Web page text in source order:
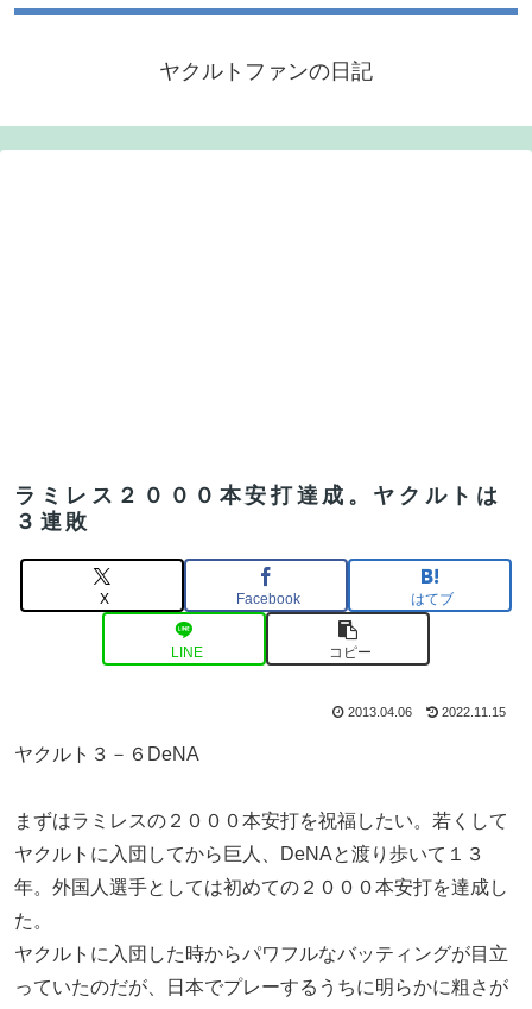
ヤクルトファンの日記
ラミレス２０００本安打達成。ヤクルトは
３連敗
X Facebook はてブ
LINE コピー
2013.04.06 2022.11.15
ヤクルト３－６DeNA
まずはラミレスの２０００本安打を祝福したい。若くして
ヤクルトに入団してから巨人、DeNAと渡り歩いて１３
年。外国人選手としては初めての２０００本安打を達成し
た。
ヤクルトに入団した時からパワフルなバッティングが目立
っていたのだが、日本でプレーするうちに明らかに粗さが